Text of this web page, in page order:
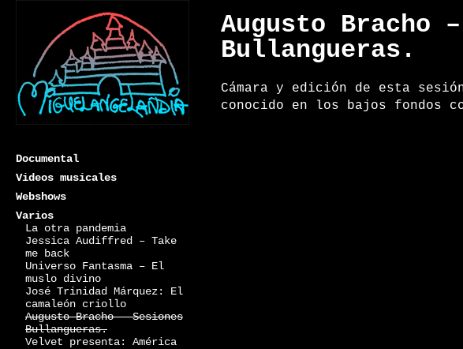
Miguelangelandia
Documental
Videos musicales
Webshows
Varios
La otra pandemia
Jessica Audiffred – Take
me back
Universo Fantasma – El
muslo divino
José Trinidad Márquez: El
camaleón criollo
Augusto Bracho – Sesiones
Bullangueras.
Velvet presenta: América
Augusto Bracho
Bullangueras.
Cámara y edición de esta
conocido en los bajos fondos